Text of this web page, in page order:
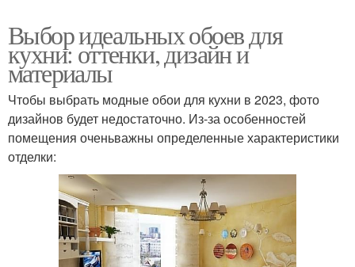
Выбор идеальных обоев для
кухни: оттенки, дизайн и
материалы
Чтобы выбрать модные обои для кухни в 2023, фото
дизайнов будет недостаточно. Из-за особенностей
помещения оченьважны определенные характеристики
отделки: